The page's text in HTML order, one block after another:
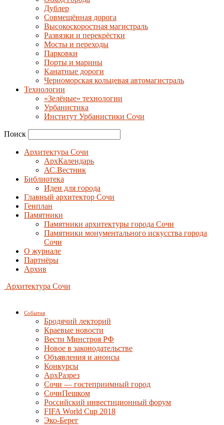
Дублер
Совмещённая дорога
Высокоскоростная магистраль
Развязки и перекрёстки
Мосты и переходы
Парковки
Порты и марины
Канатные дороги
Черноморская кольцевая автомагистраль
Технологии
«Зелёные» технологии
Урбанистика
Институт Урбанистики Сочи
Поиск
Архитектура Сочи
АрхКалендарь
АС.Вестник
Библиотека
Идеи для города
Главный архитектор Сочи
Генплан
Памятники
Памятники архитектуры города Сочи
Памятники монументального искусства города
Сочи
О журнале
Партнёры
Архив
Архитектура Сочи
События
Бродячий лекторий
Краевые новости
Вести Минстроя РФ
Новое в законодательстве
Объявления и анонсы
Конкурсы
АрхРазрез
Сочи — гостеприимный город
СочиПешком
Российский инвестиционный форум
FIFA World Cup 2018
Эко-Берег